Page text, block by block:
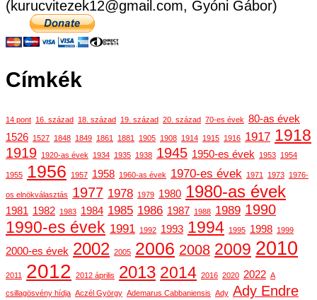
(kurucvitezek12@gmail.com, Gyóni Gábor)
Címkék
14 pont 16. század 18. század 19. század 20. század 70-es évek 80-as évek
1526 1527 1848 1849 1861 1881 1905 1908 1914 1915 1916 1917 1918
1919 1920-as évek 1934 1935 1938 1945 1950-es évek 1953 1954
1955 1956 1957 1958 1960-as évek 1970-es évek 1971 1973 1976-
os elnökválasztás 1977 1978 1979 1980 1980-as évek
1981 1982 1983 1984 1985 1986 1987 1988 1989 1990
1990-es évek 1991 1992 1993 1994 1995 1998 1999
2000-es évek 2002 2005 2006 2008 2009 2010
2011 2012 2012 április 2013 2014 2016 2020 2022 A
csillagösvény hídja Aczél György Ademarus Cabbaniensis Ady Ady Endre